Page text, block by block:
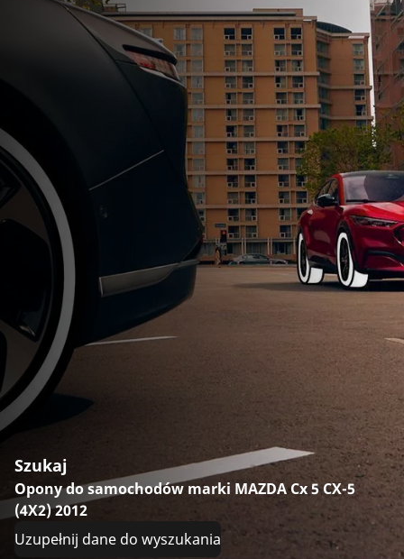
Szukaj
Opony do samochodów marki MAZDA Cx 5 CX-5
(4X2) 2012
Uzupełnij dane do wyszukania